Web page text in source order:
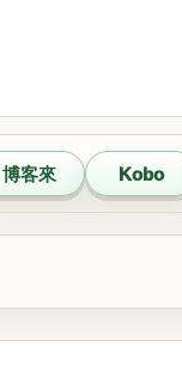
博客來 Kobo